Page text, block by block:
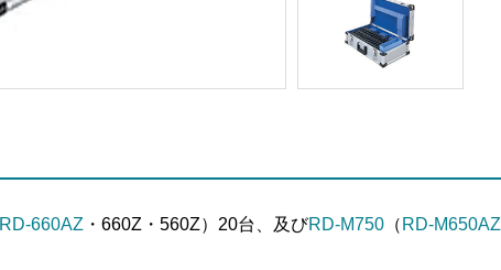
RD-660AZ ・660Z・560Z）20台、及びRD-M750（ RD-M650AZ